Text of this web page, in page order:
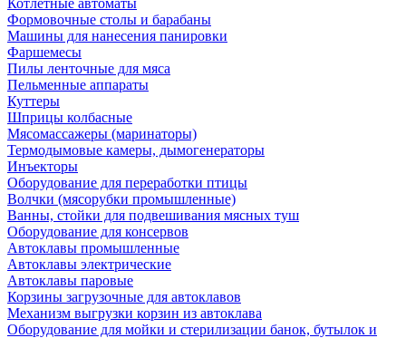
Котлетные автоматы
Формовочные столы и барабаны
Машины для нанесения панировки
Фаршемесы
Пилы ленточные для мяса
Пельменные аппараты
Куттеры
Шприцы колбасные
Мясомассажеры (маринаторы)
Термодымовые камеры, дымогенераторы
Инъекторы
Оборудование для переработки птицы
Волчки (мясорубки промышленные)
Ванны, стойки для подвешивания мясных туш
Оборудование для консервов
Автоклавы промышленные
Автоклавы электрические
Автоклавы паровые
Корзины загрузочные для автоклавов
Механизм выгрузки корзин из автоклава
Оборудование для мойки и стерилизации банок, бутылок и